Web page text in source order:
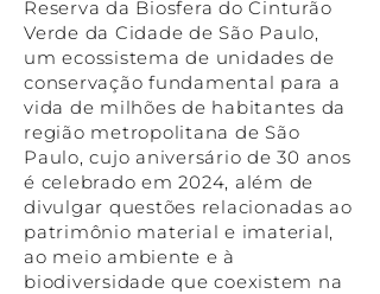
Reserva da Biosfera do Cinturão
Verde da Cidade de São Paulo,
um ecossistema de unidades de
conservação fundamental para a
vida de milhões de habitantes da
região metropolitana de São
Paulo, cujo aniversário de 30 anos
é celebrado em 2024, além de
divulgar questões relacionadas ao
patrimônio material e imaterial,
ao meio ambiente e à
biodiversidade que coexistem na